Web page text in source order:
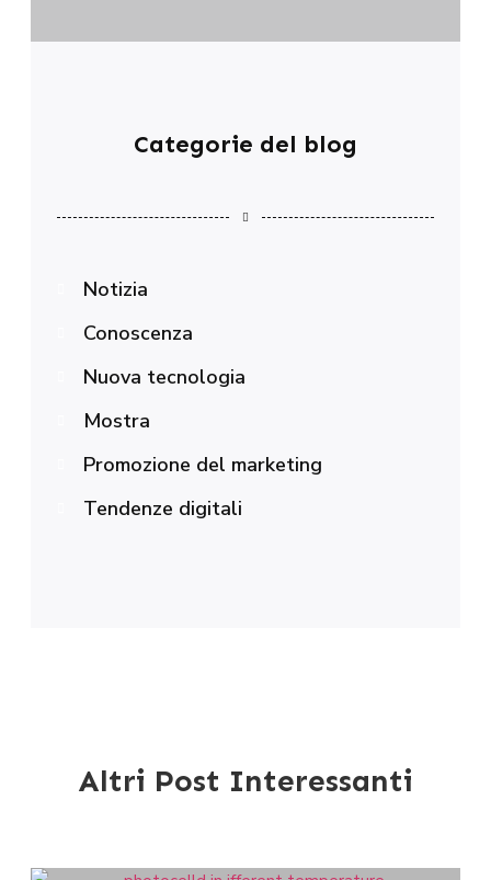
Categorie del blog
Notizia
Conoscenza
Nuova tecnologia
Mostra
Promozione del marketing
Tendenze digitali
Altri Post Interessanti